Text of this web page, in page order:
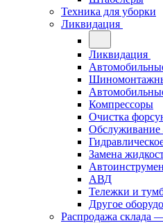
Техника для уборки
Ликвидация
Ликвидация
Компрессоры
Очистка
Обслуживание
Замена
АВД
Тележки и
Другое
Распродажа склада